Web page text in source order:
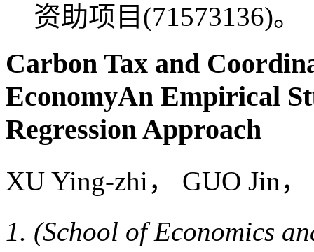
资助项目(71573136)。
Carbon Tax and
EconomyAn Empirical
Regression Approach
XU Ying-zhi， GUO Jin
(School of Economics